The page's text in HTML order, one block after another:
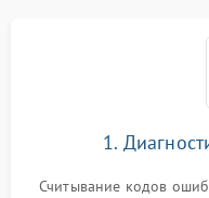
1.
Считывание кодов